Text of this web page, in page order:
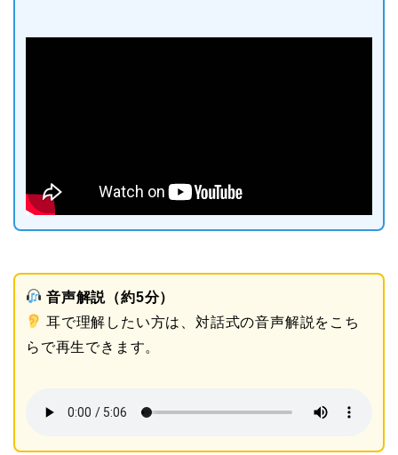
音声解説（約5分）
耳で理解したい方は、対話式の音声解説をこち
らで再生できます。